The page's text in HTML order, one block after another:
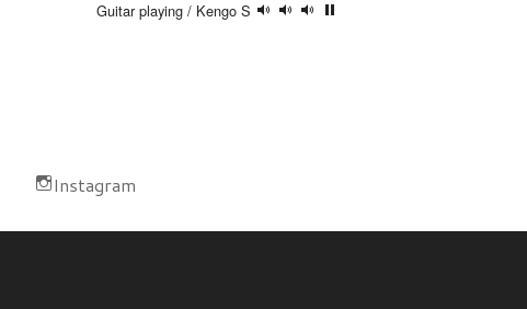
Guitar playing / Kengo S
Instagram